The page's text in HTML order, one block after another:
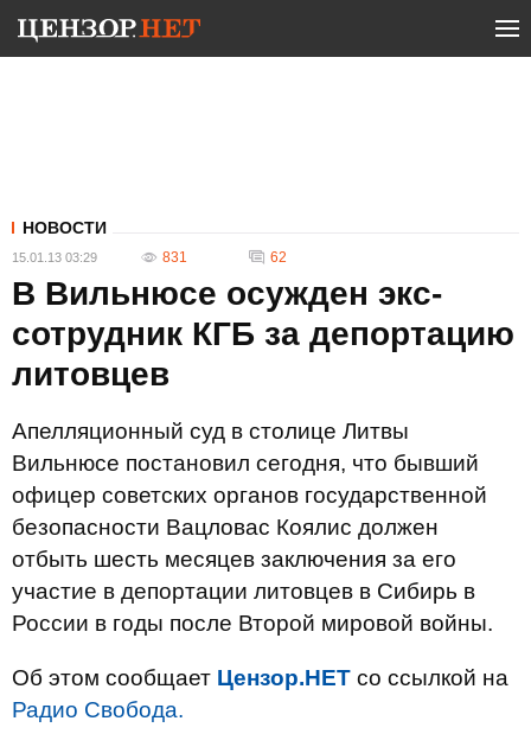
НОВОСТИ
15.01.13 03:29 831 62
В Вильнюсе осужден экс-
сотрудник КГБ за депортацию
литовцев
Апелляционный суд в столице Литвы
Вильнюсе постановил сегодня, что бывший
офицер советских органов государственной
безопасности Вацловас Коялис должен
отбыть шесть месяцев заключения за его
участие в депортации литовцев в Сибирь в
России в годы после Второй мировой войны.
Об этом сообщает Цензор.НЕТ со ссылкой на
Радио Свобода.